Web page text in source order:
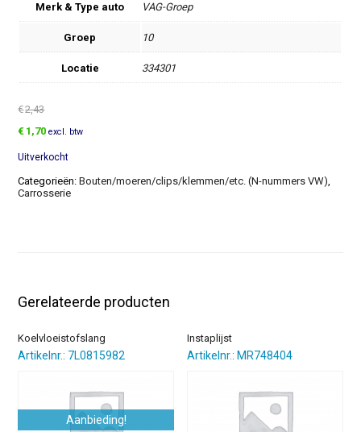
Merk & Type auto VAG-Groep
Groep 10
Locatie 334301
€2,43
Oorspronkelijke
was:
€2,43.
€ 1,70Huidige
is:
€1,70.
excl. btw
Uitverkocht
Categorieën:Bouten/moeren/clips/klemmen/etc. (N-nummers VW),
Carrosserie
Gerelateerde producten
Koelvloeistofslang
Artikelnr.: 7L0815982
Aanbieding!
Instaplijst
Artikelnr.: MR748404